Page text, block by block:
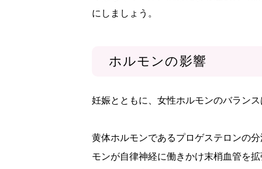
にしましょう。
ホルモンの影響
妊娠とともに、女性ホルモンのバラン
黄体ホルモンであるプロゲステロンの
モンが自律神経に働きかけ末梢血管を